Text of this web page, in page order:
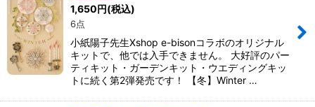
1,650円(税込)
6点
小紙陽子先生Xshop e-bisonコラボのオリジナル
キットで、他では入手できません。 大好評のパー
ティキット・ガーデンキット・ウエディングキッ
トに続く第2弾発売です！ 【冬】Winter …